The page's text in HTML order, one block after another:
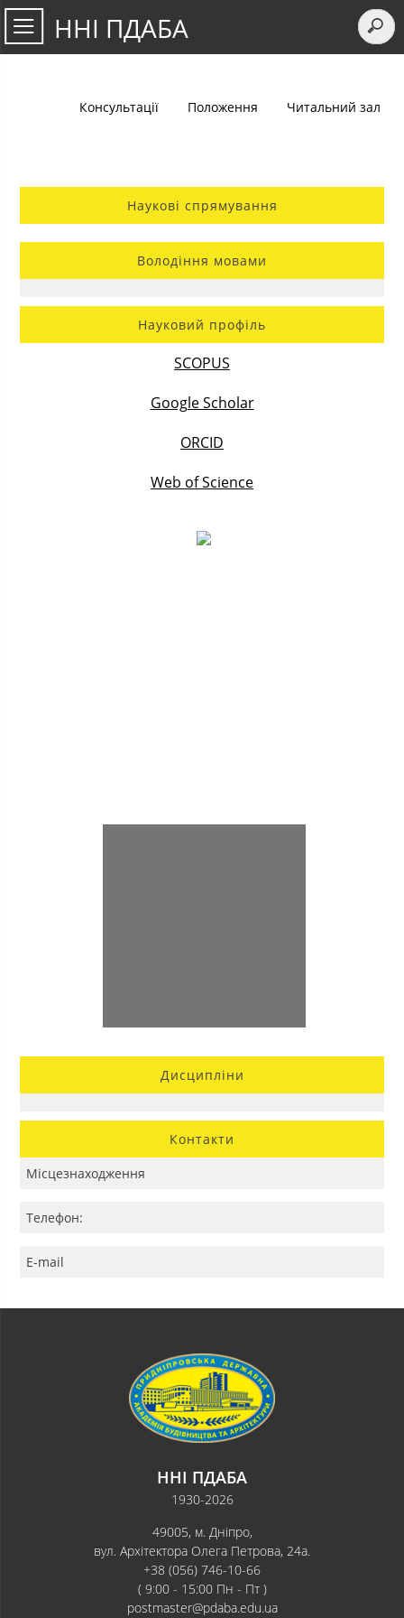
ННІ ПДАБА
Консультації Положення Читальний зал
Наукові спрямування
Володіння мовами
Науковий профіль
SCOPUS
Google Scholar
ORCID
Web of Science
Дисципліни
Контакти
Місцезнаходження
Телефон:
E-mail
ННІ ПДАБА
1930-2026
49005, м. Дніпро,
вул. Архітектора Олега Петрова, 24а.
+38 (056) 746-10-66
( 9:00 - 15:00 Пн - Пт )
postmaster@pdaba.edu.ua